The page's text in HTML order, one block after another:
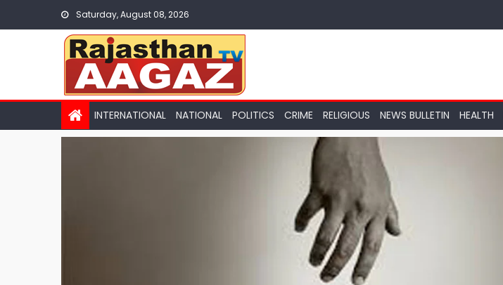
Saturday, August 08, 2026
INTERNATIONAL NATIONAL POLITICS CRIME RELIGIOUS NEWS BULLETIN HEALTH